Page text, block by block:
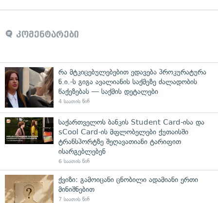
კომენტარები
რა მტკიცებულებებით ედავება პროკურატურა
ნ.ი.-ს გიგა ავალიანის საქმეზე ძალადობის
წაქეზებას — საქმის დეტალები
4 საათის წინ
საქართველოს ბანკის Student Card-ისა და
sCool Card-ის მფლობელები ქუთაისში
ტრანსპორტზე შეღავათიანი ტარიფით
ისარგებლებენ
6 საათის წინ
ქვიზი: გამოიცანი ცნობილი ადამიანი ერთი
მინიშნებით
7 საათის წინ